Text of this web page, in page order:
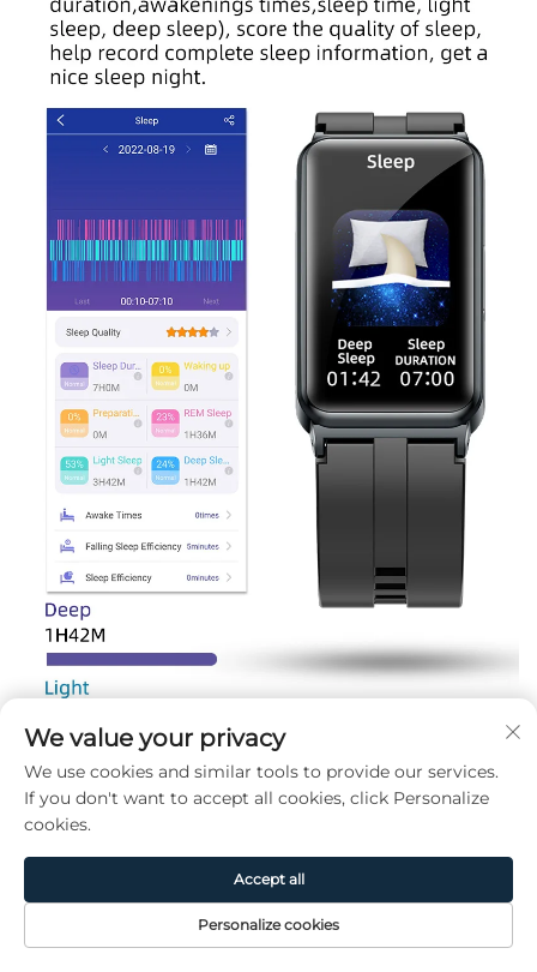
Página de
Producto Acerca de CONTACTO
We value your privacy
We use cookies and similar tools to provide our services.
If you don't want to accept all cookies, click Personalize
cookies.
Personalize cookies
Accept all